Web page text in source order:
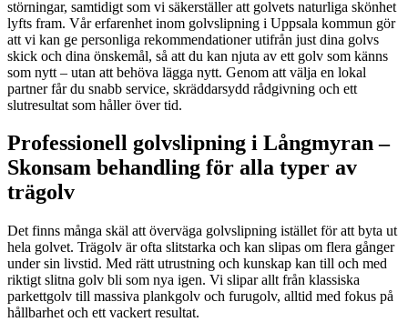
störningar, samtidigt som vi säkerställer att golvets naturliga skönhet
lyfts fram. Vår erfarenhet inom golvslipning i Uppsala kommun gör
att vi kan ge personliga rekommendationer utifrån just dina golvs
skick och dina önskemål, så att du kan njuta av ett golv som känns
som nytt – utan att behöva lägga nytt. Genom att välja en lokal
partner får du snabb service, skräddarsydd rådgivning och ett
slutresultat som håller över tid.
Professionell golvslipning i Långmyran –
Skonsam behandling för alla typer av
trägolv
Det finns många skäl att överväga golvslipning istället för att byta ut
hela golvet. Trägolv är ofta slitstarka och kan slipas om flera gånger
under sin livstid. Med rätt utrustning och kunskap kan till och med
riktigt slitna golv bli som nya igen. Vi slipar allt från klassiska
parkettgolv till massiva plankgolv och furugolv, alltid med fokus på
hållbarhet och ett vackert resultat.